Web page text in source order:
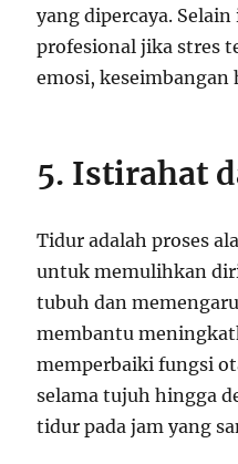
yang dipercaya.
profesional jika stres
emosi, keseimbangan
5. Istirahat
Tidur adalah proses
untuk memulihkan
tubuh dan
membantu
memperbaiki fungsi
selama tujuh hingga
tidur pada jam yang